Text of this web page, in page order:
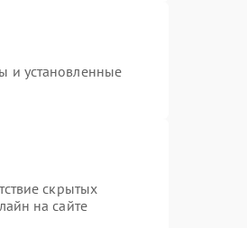
и установленные
скрытых
на сайте